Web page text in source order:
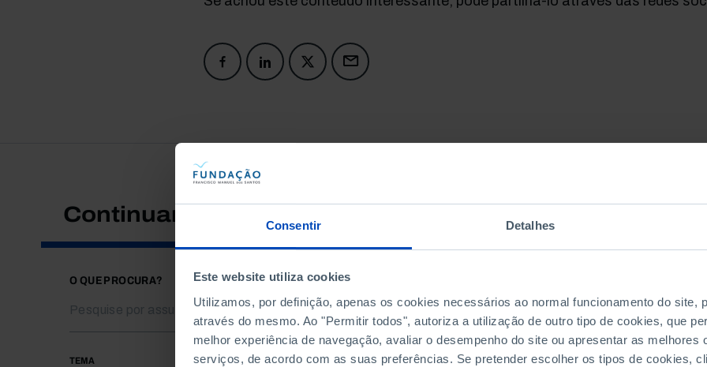
Consentir Detalhes
Este website utiliza cookies
Utilizamos, por definição, apenas os cookies necessários ao normal funcionamento do site,
através do mesmo. Ao "Permitir todos", autoriza a utilização de outro tipo de cookies, que
melhor experiência de navegação, avaliar o desempenho do site ou apresentar as melhores
serviços, de acordo com as suas preferências. Se pretender escolher os tipos de cookies,
Continuar a pesquisar
O QUE PROCURA?
TEMA